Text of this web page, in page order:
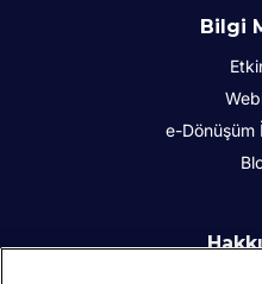
Bilgi
e-Dönüşüm